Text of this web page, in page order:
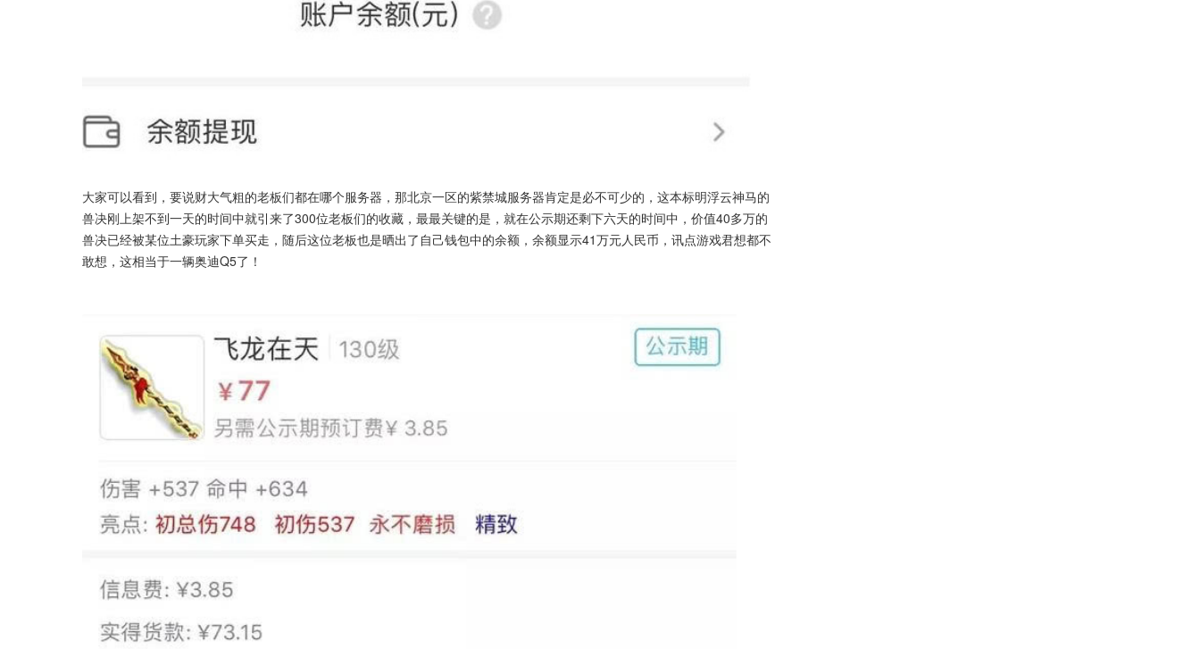
大家可以看到，要说财大气粗的老板们都在哪个服务器，那北京一区的紫禁城服务器肯定是必不可少的，这本标明浮云神马的
兽决刚上架不到一天的时间中就引来了300位老板们的收藏，最最关键的是，就在公示期还剩下六天的时间中，价值40多万的
兽决已经被某位土豪玩家下单买走，随后这位老板也是晒出了自己钱包中的余额，余额显示41万元人民币，讯点游戏君想都不
敢想，这相当于一辆奥迪Q5了！